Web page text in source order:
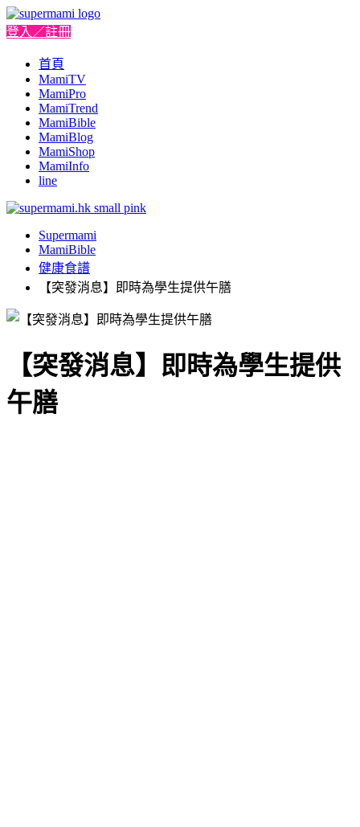
登入／註冊
首頁
MamiTV
MamiPro
MamiTrend
MamiBible
MamiBlog
MamiShop
MamiInfo
line
Supermami
MamiBible
健康食譜
【突發消息】即時為學生提供午膳
【突發消息】即時為學生提供
午膳